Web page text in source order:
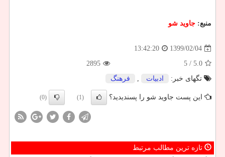
منبع: جاوید شو
1399/02/04
13:42:20
5.0
/ 5
2895
تگهای خبر:
ادبیات , فرهنگ
این پست جاوید شو را پسندیدید؟ (1)
(0)
تازه ترین مطالب مرتبط